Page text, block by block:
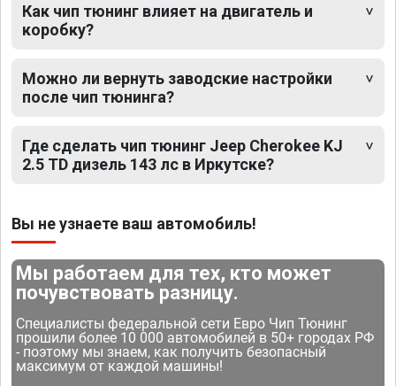
Как чип тюнинг влияет на двигатель и
коробку?
Можно ли вернуть заводские настройки
после чип тюнинга?
Где сделать чип тюнинг Jeep Cherokee KJ
2.5 TD дизель 143 лс в Иркутске?
Вы не узнаете ваш автомобиль!
Мы работаем для тех, кто может
почувствовать разницу.
Специалисты федеральной сети Евро Чип Тюнинг
прошили более 10 000 автомобилей в 50+ городах РФ
- поэтому мы знаем, как получить безопасный
максимум от каждой машины!